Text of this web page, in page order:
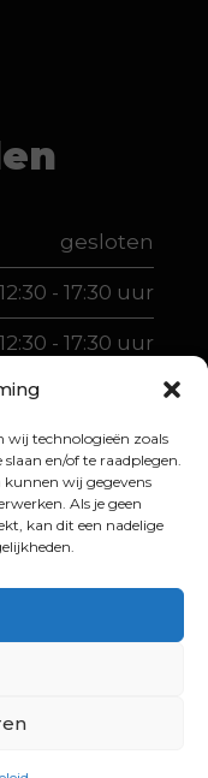
wij technologieën zoals
en/of te raadplegen.
wij gegevens
Als je geen
kan dit een nadelige
gesloten
- 17:30 uur
- 17:30 uur
- 17:30 uur
- 17:30 uur
- 16:00 uur
Media